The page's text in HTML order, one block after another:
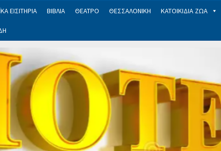
ΕΙΣΙΤΗΡΙΑ ΒΙΒΛΙΑ ΘΕΑΤΡΟ ΘΕΣΣΑΛΟΝΙΚΗ ΚΑΤΟΙΚΙΔΙΑ ΖΩΑ
εγγραφής στο Newsletter του Dealistas.grΕπικοινωνία